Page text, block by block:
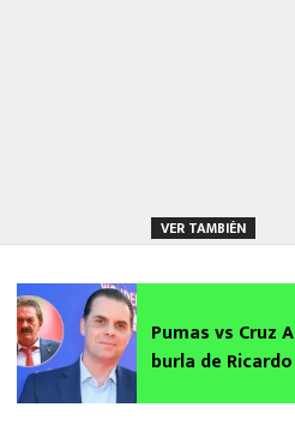
VER TAMBIÉN
Pumas vs Cruz
burla de